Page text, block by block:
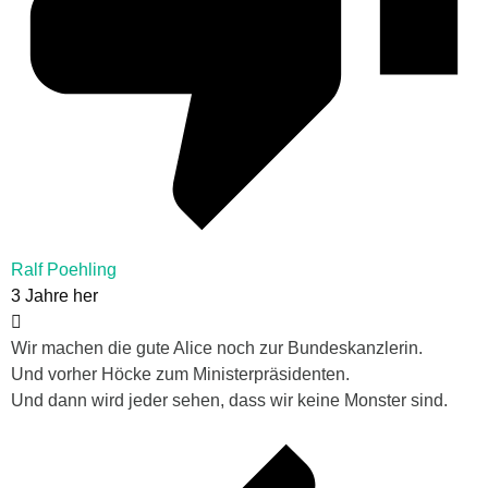
Ralf Poehling
3 Jahre her
Wir machen die gute Alice noch zur Bundeskanzlerin.
Und vorher Höcke zum Ministerpräsidenten.
Und dann wird jeder sehen, dass wir keine Monster sind.